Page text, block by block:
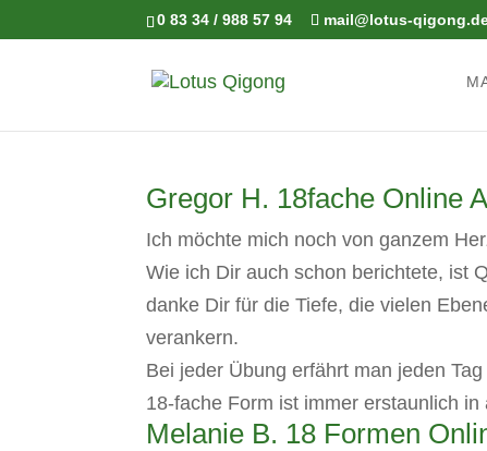
0 83 34 / 988 57 94 mail@lotus-
Gregor H. 18fache Online
Ich möchte mich noch von ganzem
Wie ich Dir auch schon berichtete, ist
danke Dir für die Tiefe, die vielen
verankern.
Bei jeder Übung erfährt man jeden
18-fache Form ist immer erstaunlich in
Melanie B. 18 Formen